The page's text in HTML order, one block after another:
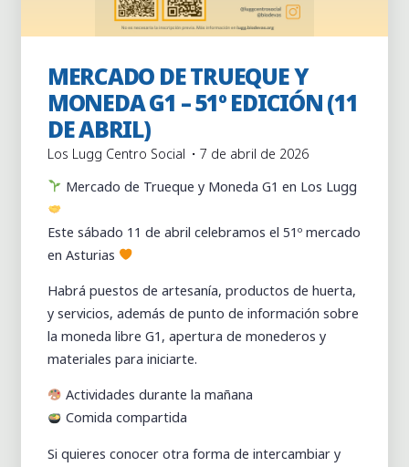
Actividades Actividades puntuales
MERCADO DE TRUEQUE Y
MONEDA G1 – 51º EDICIÓN (11
DE ABRIL)
Los Lugg Centro Social
7 de abril de 2026
Mercado de Trueque y Moneda G1 en Los Lugg
Este sábado 11 de abril celebramos el 51º mercado
en Asturias
Habrá puestos de artesanía, productos de huerta,
y servicios, además de punto de información sobre
la moneda libre G1, apertura de monederos y
materiales para iniciarte.
Actividades durante la mañana
Comida compartida
Si quieres conocer otra forma de intercambiar y